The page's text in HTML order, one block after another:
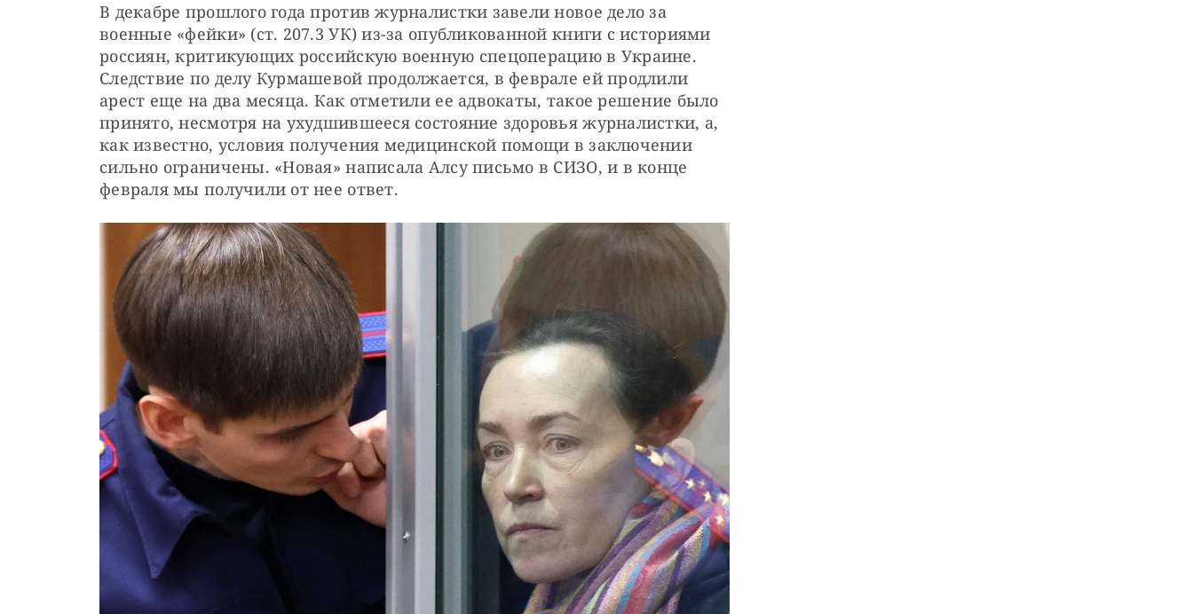
В декабре прошлого года против журналистки завели новое дело за
военные «фейки» (ст. 207.3 УК) из-за опубликованной книги с историями
россиян, критикующих российскую военную спецоперацию в Украине.
Следствие по делу Курмашевой продолжается, в феврале ей продлили
арест еще на два месяца. Как отметили ее адвокаты, такое решение было
принято, несмотря на ухудшившееся состояние здоровья журналистки, а,
как известно, условия получения медицинской помощи в заключении
сильно ограничены. «Новая» написала Алсу письмо в СИЗО, и в конце
февраля мы получили от нее ответ.